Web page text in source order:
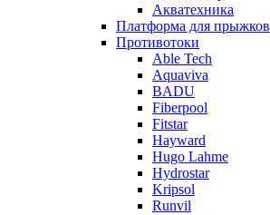
Акватехника
Платформа для прыжков
Противотоки
Able Tech
Aquaviva
BADU
Fiberpool
Fitstar
Hayward
Hugo Lahme
Hydrostar
Kripsol
Runvil